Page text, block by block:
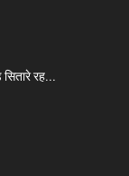
रह...